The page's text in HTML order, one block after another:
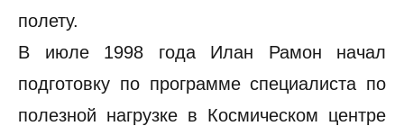
полету.
В июле 1998 года Илан Рамон начал
подготовку по программе специалиста по
полезной нагрузке в Космическом центре